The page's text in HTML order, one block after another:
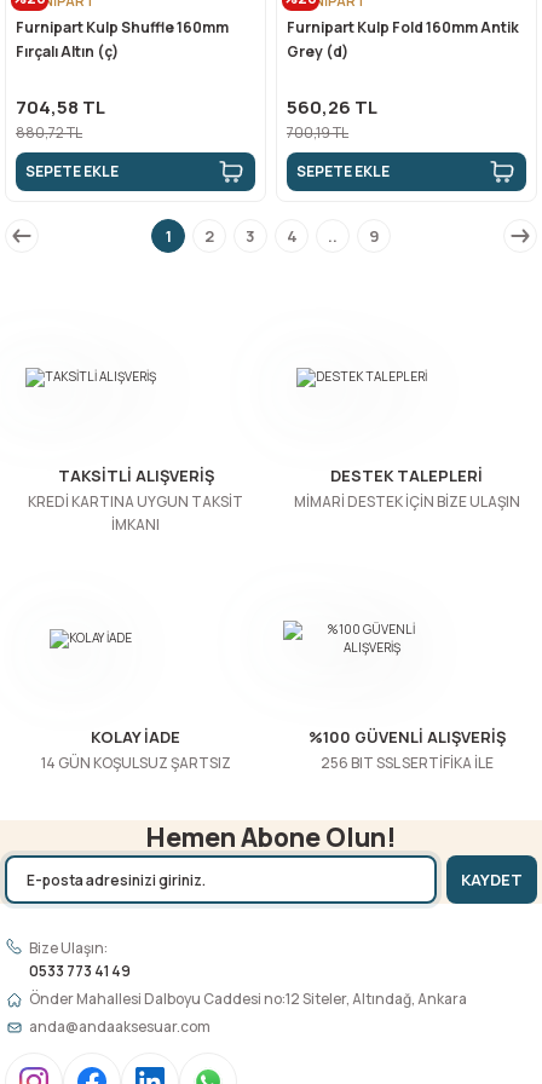
Furnipart Kulp Shuffle 160mm
Fırçalı Altın (ç)
704,58 TL
880,72 TL
SEPETE EKLE
Furnipart Kulp Fold 160mm Antik
Grey (d)
560,26 TL
700,19 TL
SEPETE EKLE
1 2 3 4 .. 9
TAKSİTLİ ALIŞVERİŞ
KREDİ KARTINA UYGUN TAKSİT
İMKANI
DESTEK TALEPLERİ
MİMARİ DESTEK İÇİN BİZE ULAŞIN
KOLAY İADE
14 GÜN KOŞULSUZ ŞARTSIZ
%100 GÜVENLİ ALIŞVERİŞ
256 BIT SSL SERTİFİKA İLE
Hemen Abone Olun!
KAYDET
Bize Ulaşın:
0533 773 41 49
Önder Mahallesi Dalboyu Caddesi no:12 Siteler, Altındağ, Ankara
anda@andaaksesuar.com